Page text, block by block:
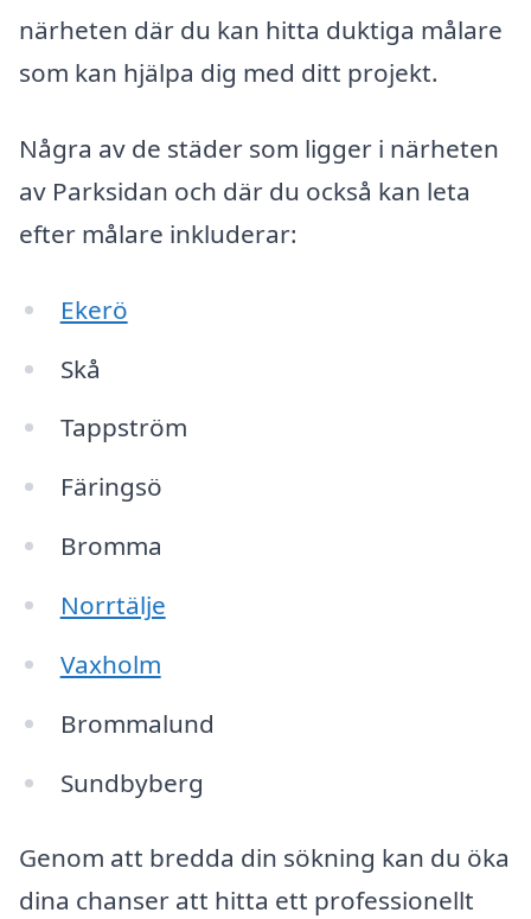
närheten där du kan hitta duktiga målare
som kan hjälpa dig med ditt projekt.
Några av de städer som ligger i närheten
av Parksidan och där du också kan leta
efter målare inkluderar:
Ekerö
Skå
Tappström
Färingsö
Bromma
Norrtälje
Vaxholm
Brommalund
Sundbyberg
Genom att bredda din sökning kan du öka
dina chanser att hitta ett professionellt